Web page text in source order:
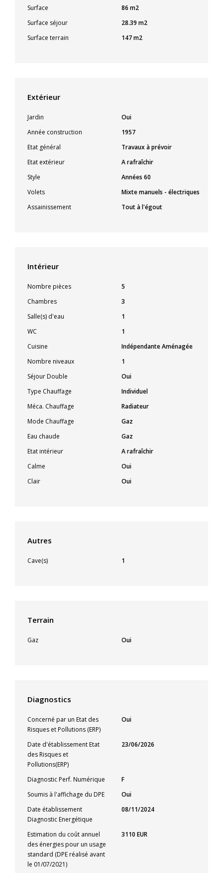
Surface
86 m2
Surface séjour
28.39 m2
Surface terrain
147 m2
Extérieur
Jardin
Oui
Année construction
1957
Etat général
Travaux à prévoir
Etat extérieur
A rafraîchir
Style
Années 60
Volets
Mixte manuels - électriques
Assainissement
Tout à l'égout
Intérieur
Nombre pièces
5
Chambres
3
Salle(s) d'eau
1
WC
1
Cuisine
Indépendante Aménagée
Nombre niveaux
1
Séjour Double
Oui
Type Chauffage
Individuel
Méca. Chauffage
Radiateur
Mode Chauffage
Gaz
Eau chaude
Gaz
Etat intérieur
A rafraîchir
Calme
Oui
Clair
Oui
Autres
Cave(s) 1
Terrain
Gaz Oui
Diagnostics
Concerné par un Etat des
Risques et Pollutions (ERP)
Oui
Date d'établissement Etat
des Risques et
Pollutions(ERP)
23/06/2026
Diagnostic Perf. Numérique
F
Soumis à l'affichage du DPE
Oui
Date établissement
Diagnostic Energétique
08/11/2024
Estimation du coût annuel
des énergies pour un usage
standard (DPE réalisé avant
le 01/07/2021)
3110 EUR